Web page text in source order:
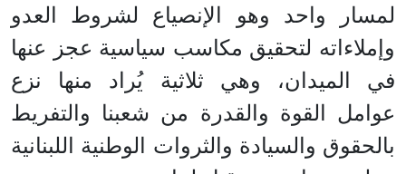
لمسار واحد وهو الإنصياع لشروط العدو
وإملاءاته لتحقيق مكاسب سياسية عجز عنها
في الميدان، وهي ثلاثية يُراد منها نزع
عوامل القوة والقدرة من شعبنا والتفريط
بالحقوق والسيادة والثروات الوطنية اللبنانية